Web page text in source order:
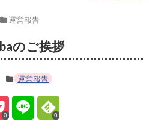
運営報告
のご挨拶
運営報告
0 0